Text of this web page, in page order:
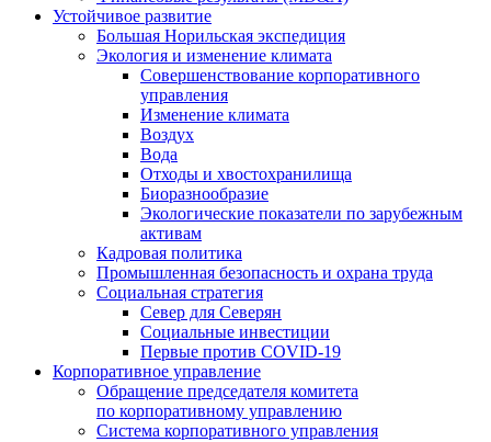
Устойчивое развитие
Большая Норильская экспедиция
Экология и изменение климата
Совершенствование корпоративного
управления
Изменение климата
Воздух
Вода
Отходы и хвостохранилища
Биоразнообразие
Экологические показатели по зарубежным
активам
Кадровая политика
Промышленная безопасность и охрана труда
Социальная стратегия
Север для Северян
Социальные инвестиции
Первые против COVID‑19
Корпоративное управление
Обращение председателя комитета
по корпоративному управлению
Система корпоративного управления